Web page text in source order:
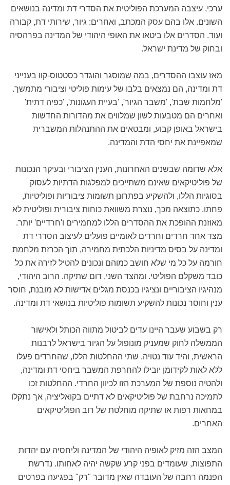
ערכי, עיצבה המערכת הפוליטית את הסדרי דת ומדינה בנושאים
השונים. אלו בהם עסק המכתב, ואחרים: גיור, שירותי דת, קבורה
ועוד. הסדרים אלו ביטאו את האופי היהודי של המדינה בפרהסיה
ובחוק של מדינת ישראל.
מאז עוצבו ההסדרים, במה שמוסגר והוגדר כסטטוס-קוו בענייני
דת ומדינה, הם נמצאים בלבו של עימות פוליטי וציבורי מתמשך.
'מלחמות שבת', 'משבר הגיור', 'בעיית העגונות', 'כפיה דתית'
ואחרים הם מטבעות לשון שמלווים את מהדורות החדשות
בישראל באופן קבוע, ומבטאים את ההתנהלות המשברית
שמאפיינת את יחסי הדת והמדינה.
אלא שדומה שבשנים האחרונות, הענין הציבורי ובעיקר הנכונות
של פוליטיקאים שאינם משתייכים למפלגות הדתיות לעסוק
בסוגיות הללו, ולהשקיע בפתרונן תשומות ציבוריות ופוליטיות,
פחתו. כתוצאה מכך, נוצרת משוואת כוחות ציבורית ופוליטית לא
מאוזנת ההופכת את ההסדרים הללו למחמירים ו'חרדיים' יותר.
מצד אחד חרדים וחרדים לאומיים פועלים לעיצוב הסדרי דת
ומדינה על בסיס מדיניות הלכתית מחמירה, תוך הכרזת מלחמת
חורמה על כל מי שלא חושב כמוהם ונכונים להטיל לזירה את כל
כובד משקלם הפוליטי. ומהצד השני, דום שתיקה. הרוב היהודי,
מנהיגיו הציבוריים ונציגיו בכנסת מגלים אדישות לא מובנת, חוסר
ענין וחוסר נכונות להשקיע תשומות פוליטיות בנושאי דת ומדינה.
רק בשבוע שעבר היינו עדים לביטול מתווה הכותל ולאישור
הממשלה לחוק שמעניק מונופול על הגיור בישראל לרבנות
הראשית, והיד עוד נטויה. שתי ההחלטות הללו, שהחרדים פעלו
ללא לאות לקידומן יובילו להחרפת המשבר ביחסי דת ומדינה,
ולהטיה נוספת של המערכת הזו לכיוון החרדי. ההחלטות זכו
לתמיכה נרחבת של פוליטיקאים לא דתיים בקואליציה, אך נתקלו
במחאות רפות או שתיקה מוחלטת של רוב הפוליטיקאים
האחרים.
המצב הזה מזיק לאופיה היהודי של המדינה וליחסיה עם יהדות
התפוצות, שעומדים בפני קרע שקשה יהיה לאחותו. נדרשת
הפנמה רחבה של העובדה שאין מדובר "רק" בפגיעה בפרטים